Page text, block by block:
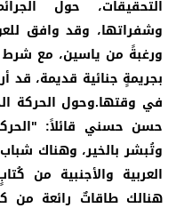
التحقيقات، حول
وشفراتها، وقد وافق
ورغبةً من ياسين، مع شرط
بجريمةٍ جنائية قديمة،
في وقتها.وحول الحركة
حسن حسني قائلاً:
وتُبشر بالخير، وهناك
العربية والأجنبية من
هنالك طاقاتٌ رائعة من